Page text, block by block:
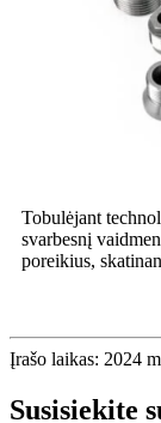
Tobulėjant
svarbesnį
poreikius,
Įrašo laikas: 2024
Susisiekite